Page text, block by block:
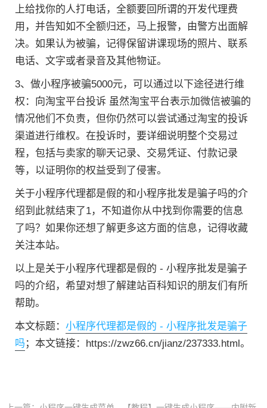
上给找你的人打电话，全额要回所谓的开发代理费
用，并告知如不全额归还，马上报警，由警方出面解
决。如果认为被骗，记得保留讲课现场的照片、联系
电话、文字或者录音及其他物证。
3、做小程序被骗5000元，可以通过以下途径进行维
权：向淘宝平台投诉 虽然淘宝平台表示加微信被骗的
情况他们不负责，但你仍然可以尝试通过淘宝的投诉
渠道进行维权。在投诉时，要详细说明整个交易过
程，包括与卖家的聊天记录、交易凭证、付款记录
等，以证明你的权益受到了侵害。
关于小程序代理都是假的和小程序批发是骗子吗的介
绍到此就结束了1，不知道你从中找到你需要的信息
了吗？如果你还想了解更多这方面的信息，记得收藏
关注本站。
以上是关于小程序代理都是假的 - 小程序批发是骗子
吗的介绍，希望对想了解建站百科知识的朋友们有所
帮助。
本文标题： 小程序代理都是假的 - 小程序批发是骗子
吗 ；本文链接：https://zwz66.cn/jianz/237333.html。